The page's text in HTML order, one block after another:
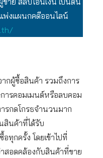
งแผนกคดีออนไลน์
ากผู้ซื้อสินค้า รวมถึงการ
ารคอมเมนต์หรือลบคอม
รกดโกรธจำนวนมาก
สินค้าที่ได้รับ
ทุกครั้ง โดยเข้าไปที่
สอดคล้องกับสินค้าที่ขาย